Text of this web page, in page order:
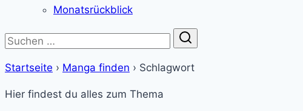
Monatsrückblick
Suche
Startseite › Manga finden › Schlagwort
Hier findest du alles zum Thema